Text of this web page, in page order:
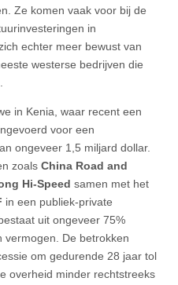
Ze komen vaak voor bij de
in
echter meer bewust van
westerse bedrijven die
in Kenia, waar recent een
voor een
ongeveer 1,5 miljard dollar.
zoals China Road and
Hi-Speed samen met het
in een publiek-private
uit ongeveer 75%
vermogen. De betrokken
om gedurende 28 jaar tol
overheid minder rechtstreeks